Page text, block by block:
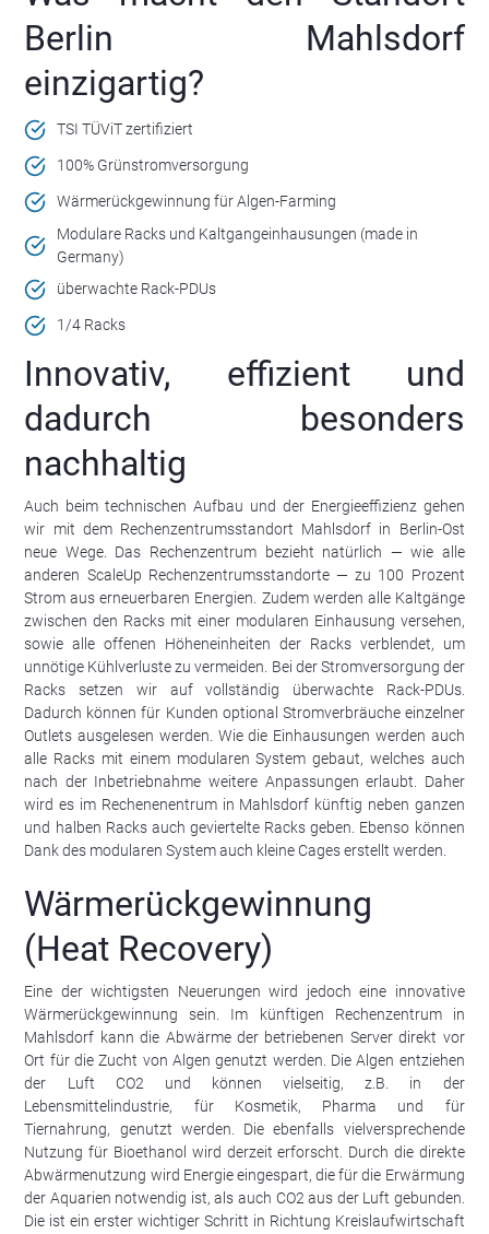
Berlin Mahlsdorf
einzigartig?
TSI TÜViT zertifiziert
100% Grünstromversorgung
Wärmerückgewinnung für Algen-Farming
Modulare Racks und Kaltgangeinhausungen (made in
Germany)
überwachte Rack-PDUs
1/4 Racks
Innovativ, effizient und
dadurch besonders
nachhaltig
Auch beim technischen Aufbau und der Energieeffizienz gehen
wir mit dem Rechenzentrumsstandort Mahlsdorf in Berlin-Ost
neue Wege. Das Rechenzentrum bezieht natürlich — wie alle
anderen ScaleUp Rechenzentrumsstandorte — zu 100 Prozent
Strom aus erneuerbaren Energien. Zudem werden alle Kaltgänge
zwischen den Racks mit einer modularen Einhausung versehen,
sowie alle offenen Höheneinheiten der Racks verblendet, um
unnötige Kühlverluste zu vermeiden. Bei der Stromversorgung der
Racks setzen wir auf vollständig überwachte Rack-PDUs.
Dadurch können für Kunden optional Stromverbräuche einzelner
Outlets ausgelesen werden. Wie die Einhausungen werden auch
alle Racks mit einem modularen System gebaut, welches auch
nach der Inbetriebnahme weitere Anpassungen erlaubt. Daher
wird es im Rechenenentrum in Mahlsdorf künftig neben ganzen
und halben Racks auch geviertelte Racks geben. Ebenso können
Dank des modularen System auch kleine Cages erstellt werden.
Wärmerückgewinnung
(Heat Recovery)
Eine der wichtigsten Neuerungen wird jedoch eine innovative
Wärmerückgewinnung sein. Im künftigen Rechenzentrum in
Mahlsdorf kann die Abwärme der betriebenen Server direkt vor
Ort für die Zucht von Algen genutzt werden. Die Algen entziehen
der Luft CO2 und können vielseitig, z.B. in der
Lebensmittelindustrie, für Kosmetik, Pharma und für
Tiernahrung, genutzt werden. Die ebenfalls vielversprechende
Nutzung für Bioethanol wird derzeit erforscht. Durch die direkte
Abwärmenutzung wird Energie eingespart, die für die Erwärmung
der Aquarien notwendig ist, als auch CO2 aus der Luft gebunden.
Die ist ein erster wichtiger Schritt in Richtung Kreislaufwirtschaft